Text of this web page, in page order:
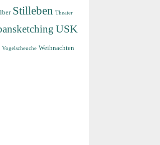
Stilleben Theater
USK
Vogelscheuche Weihnachten